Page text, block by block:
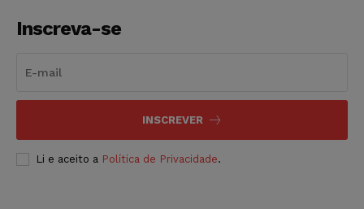
Inscreva-se
INSCREVER
Li e aceito a Política de Privacidade.